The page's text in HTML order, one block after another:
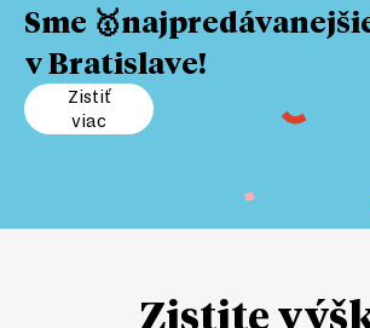
Sme
v Bratislave!
Zistiť
viac
Zistite